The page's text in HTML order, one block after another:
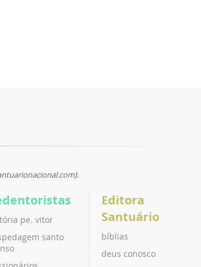
pe. vitor
santo
Editora
Santuário
bíblias
deus conosco